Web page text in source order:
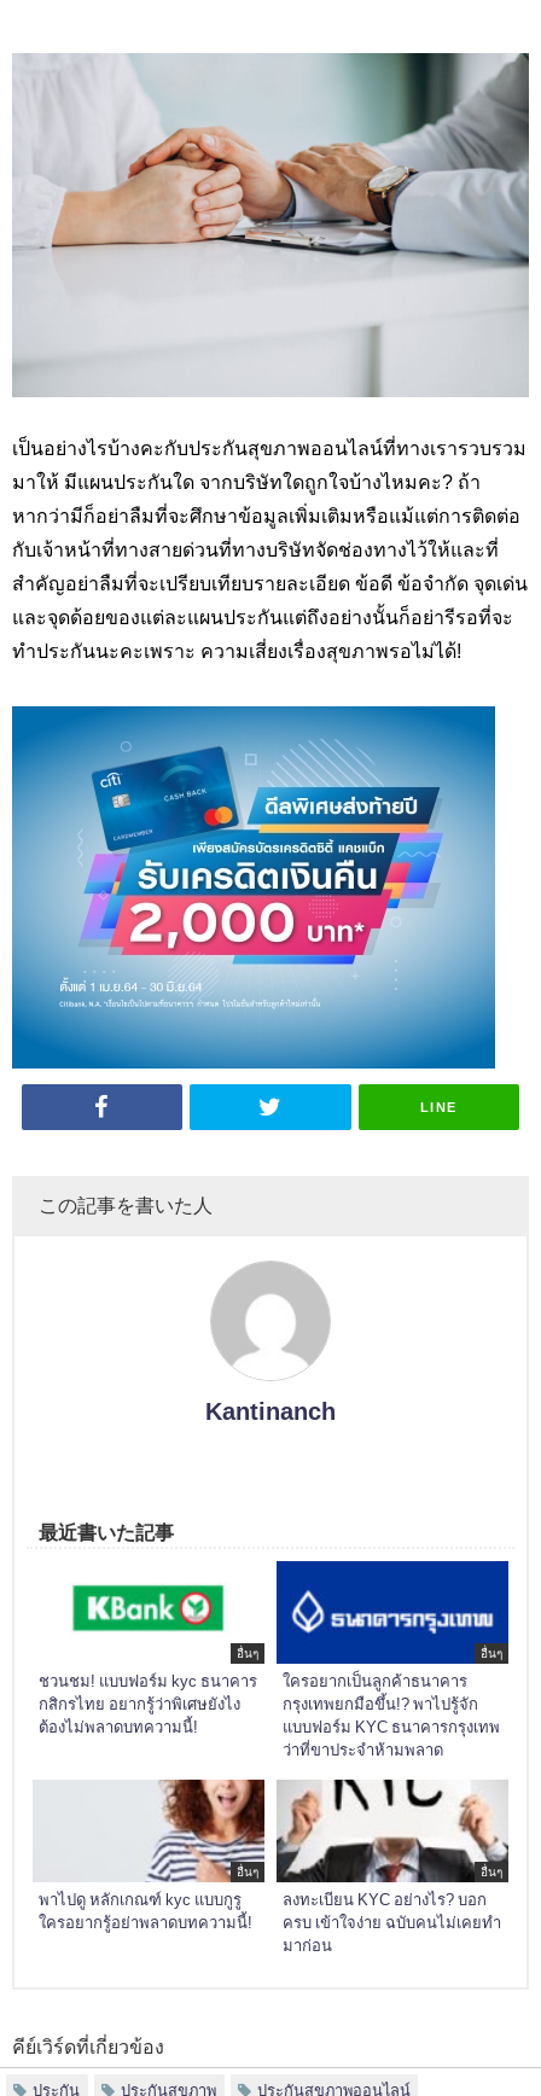
เป็นอย่างไรบ้างคะกับประกันสุขภาพออนไลน์ที่ทางเรารวบรวม
มาให้ มีแผนประกันใด จากบริษัทใดถูกใจบ้างไหมคะ? ถ้า
หากว่ามีก็อย่าลืมที่จะศึกษาข้อมูลเพิ่มเติมหรือแม้แต่การติดต่อ
กับเจ้าหน้าที่ทางสายด่วนที่ทางบริษัทจัดช่องทางไว้ให้และที่
สำคัญอย่าลืมที่จะเปรียบเทียบรายละเอียด ข้อดี ข้อจำกัด จุดเด่น
และจุดด้อยของแต่ละแผนประกันแต่ถึงอย่างนั้นก็อย่ารีรอที่จะ
ทำประกันนะคะเพราะ ความเสี่ยงเรื่องสุขภาพรอไม่ได้!
LINE
この記事を書いた人
Kantinanch
最近書いた記事
อื่นๆ
ชวนชม! แบบฟอร์ม kyc ธนาคาร
กสิกรไทย อยากรู้ว่าพิเศษยังไง
ต้องไม่พลาดบทความนี้!
อื่นๆ
ใครอยากเป็นลูกค้าธนาคาร
กรุงเทพยกมือขึ้น!? พาไปรู้จัก
แบบฟอร์ม KYC ธนาคารกรุงเทพ
ว่าที่ขาประจำห้ามพลาด
อื่นๆ
พาไปดู หลักเกณฑ์ kyc แบบกูรู
ใครอยากรู้อย่าพลาดบทความนี้!
อื่นๆ
ลงทะเบียน KYC อย่างไร? บอก
ครบ เข้าใจง่าย ฉบับคนไม่เคยทำ
มาก่อน
คีย์เวิร์ดที่เกี่ยวข้อง
ประกัน ประกันสุขภาพ ประกันสุขภาพออนไลน์